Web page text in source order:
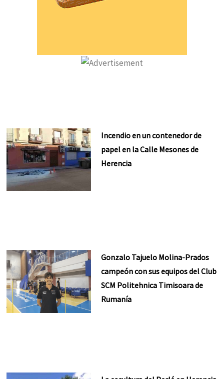
Incendio en un contenedor de
papel en la Calle Mesones de
Herencia
Gonzalo Tajuelo Molina-Prados
campeón con sus equipos del Club
SCM Politehnica Timisoara de
Rumanía